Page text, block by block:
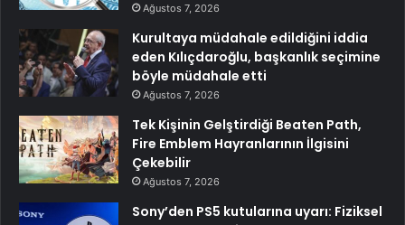
Ağustos 7, 2026
Kurultaya müdahale edildiğini iddia
eden Kılıçdaroğlu, başkanlık seçimine
böyle müdahale etti
Ağustos 7, 2026
Tek Kişinin Gelştirdiği Beaten Path,
Fire Emblem Hayranlarının İlgisini
Çekebilir
Ağustos 7, 2026
Sony’den PS5 kutularına uyarı: Fiziksel